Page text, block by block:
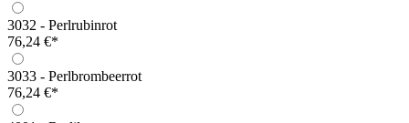
3032 - Perlrubinrot
76,24 €*
3033 - Perlbrombeerrot
76,24 €*